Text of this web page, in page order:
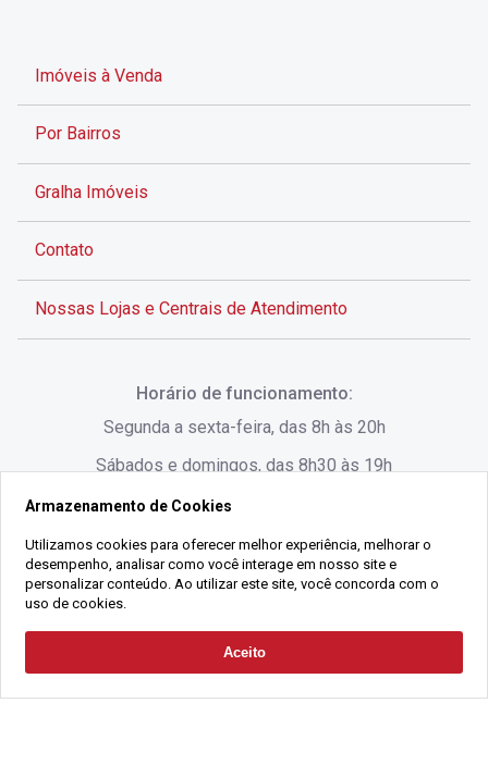
Solicitar Contato
Imóveis à Venda
Por Bairros
Gralha Imóveis
Contato
Nossas Lojas e Centrais de Atendimento
Rua Lauro Linhares, 1080 - Trindade, Florianópolis -
SC
(48) 3220-1045
Alameda César Nascimento, 549, Salas 1, 2 e 3 -
Jurerê, - Florianópolis - SC
Horário de funcionamento:
Segunda a sexta-feira, das 8h às 20h
Sábados e domingos, das 8h30 às 19h
2021 Copyright - Gralha Imóveis CRECI 008060/O - Todos os direitos
CNPJ:18.091.083/0001-37
Armazenamento de Cookies
Utilizamos cookies para oferecer melhor experiência, melhorar o
desempenho, analisar como você interage em nosso site e
personalizar conteúdo. Ao utilizar este site, você concorda com o
uso de cookies.
Aceito